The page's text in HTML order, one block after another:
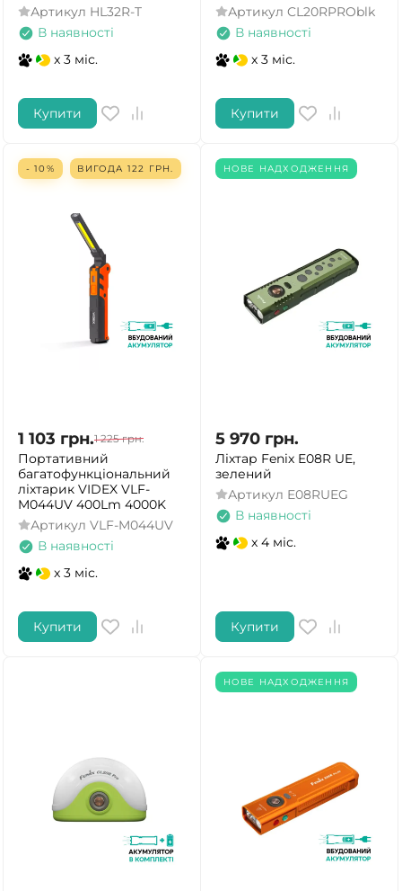
Артикул HL32R-T
В наявності
x 3 міс.
Купити
Артикул CL20RPROblk
В наявності
x 3 міс.
Купити
- 10% ВИГОДА 122 ГРН.
1 103 грн.1 225 грн.
Портативний
багатофункціональний
ліхтарик VIDEX VLF-
M044UV 400Lm 4000K
Артикул VLF-M044UV
В наявності
x 3 міс.
Купити
НОВЕ НАДХОДЖЕННЯ
5 970 грн.
Ліхтар Fenix E08R UE,
зелений
Артикул E08RUEG
В наявності
x 4 міс.
Купити
НОВЕ НАДХОДЖЕННЯ